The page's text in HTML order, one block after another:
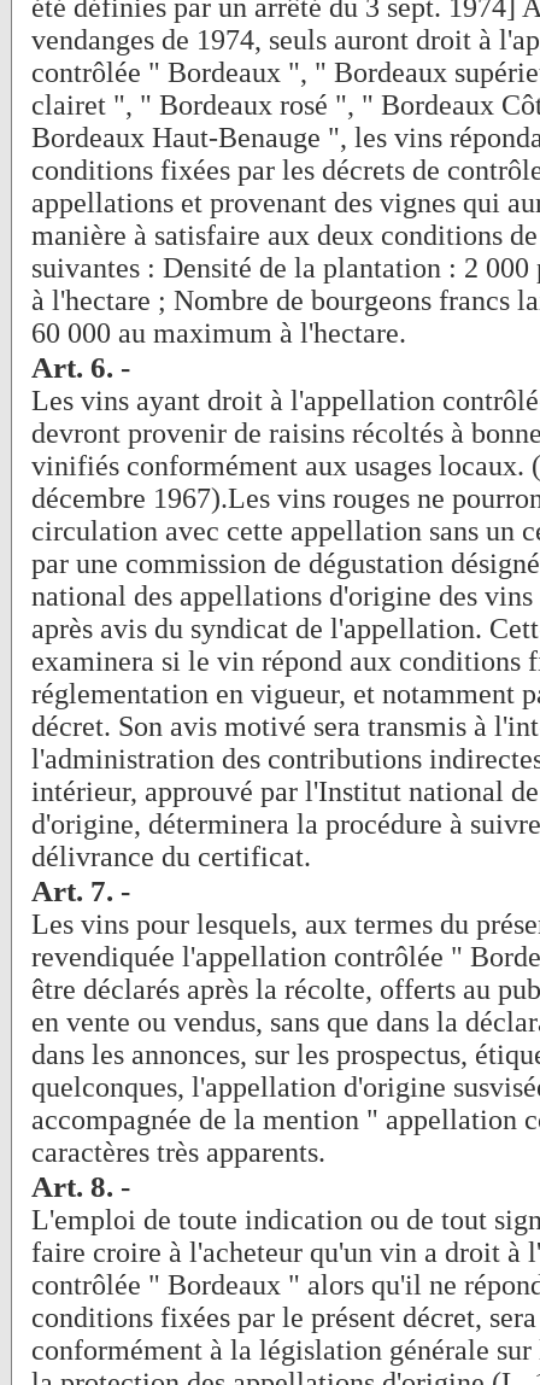
été définies par un arrêté du 3 sept. 1974]
vendanges de 1974, seuls auront droit à
contrôlée " Bordeaux ", " Bordeaux
clairet ", " Bordeaux rosé ", " Bordeaux
Bordeaux Haut-Benauge ", les vins
conditions fixées par les décrets de
appellations et provenant des vignes qui
manière à satisfaire aux deux conditions
suivantes : Densité de la plantation : 2
à l'hectare ; Nombre de bourgeons francs
60 000 au maximum à l'hectare.
Art. 6. -
Les vins ayant droit à l'appellation
devront provenir de raisins récoltés à
vinifiés conformément aux usages locaux.
décembre 1967).Les vins rouges ne
circulation avec cette appellation sans un
par une commission de dégustation
national des appellations d'origine des
après avis du syndicat de l'appellation.
examinera si le vin répond aux conditions
réglementation en vigueur, et notamment
décret. Son avis motivé sera transmis à
l'administration des contributions
intérieur, approuvé par l'Institut national
d'origine, déterminera la procédure à
délivrance du certificat.
Art. 7. -
Les vins pour lesquels, aux termes du
revendiquée l'appellation contrôlée "
être déclarés après la récolte, offerts au
en vente ou vendus, sans que dans la
dans les annonces, sur les prospectus,
quelconques, l'appellation d'origine
accompagnée de la mention " appellation
caractères très apparents.
Art. 8. -
L'emploi de toute indication ou de tout
faire croire à l'acheteur qu'un vin a droit à
contrôlée " Bordeaux " alors qu'il ne
conditions fixées par le présent décret,
conformément à la législation générale sur